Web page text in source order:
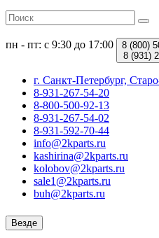
пн - пт: с 9:30 до 17:00 8 (800)
8 (931)
г. Санкт-Петербург,
8-931-267-54-20
8-800-500-92-13
8-931-267-54-02
8-931-592-70-44
info@2kparts.ru
kashirina@2kparts.ru
kolobov@2kparts.ru
sale1@2kparts.ru
buh@2kparts.ru
Везде